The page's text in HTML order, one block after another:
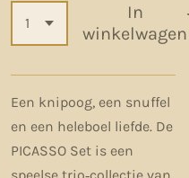
In
winkelwagen
Een knipoog, een snuffel
en een heleboel liefde. De
PICASSO Set is een